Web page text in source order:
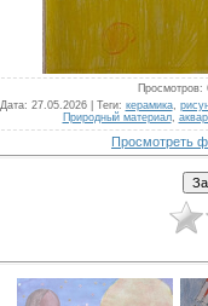
Просмотров:
Дата: 27.05.2026 | Теги: керамика,
Природный материал,
Просмотреть